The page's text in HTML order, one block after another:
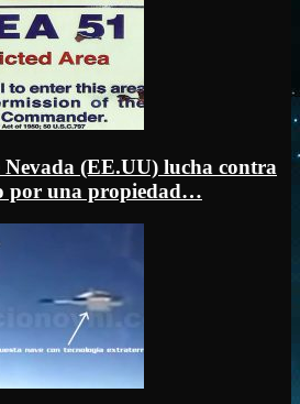
(EE.UU) lucha contra
por una propiedad…